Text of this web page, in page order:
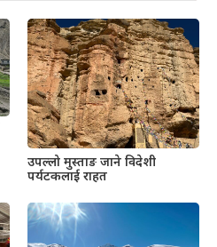
उपल्लो मुस्ताङ जाने विदेशी
पर्यटकलाई राहत